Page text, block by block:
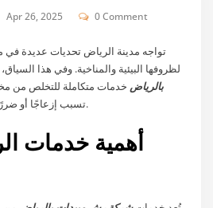
Apr 26, 2025 0 Comment
تواجه مدينة الرياض تحديات عديدة في
لظروفها البيئية والمناخية. وفي هذا
بالرياض خدمات متكاملة للتخلص من
تسبب إزعاجًا أو ضررًا كبيرًا في المنازل والمكاتب.
أهمية خدمات